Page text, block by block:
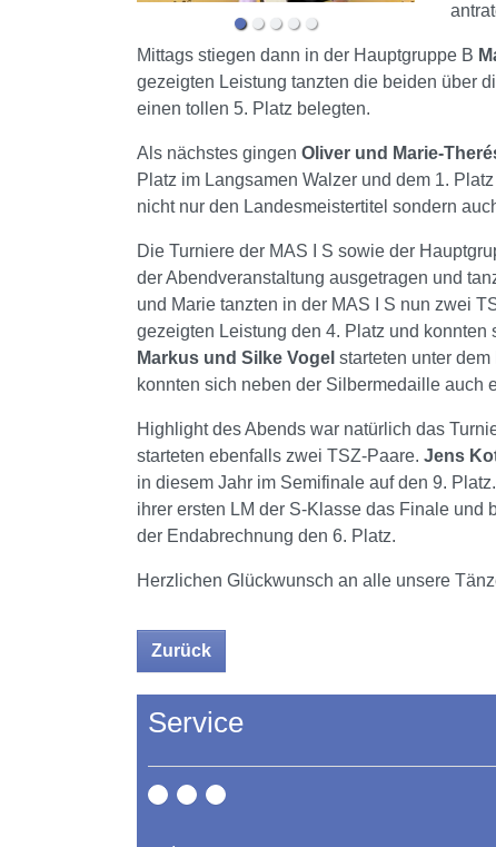
Mittags stiegen dann in der Hauptgruppe B
gezeigten Leistung tanzten die beiden über
einen tollen 5. Platz belegten.
Als nächstes gingen Oliver und Marie-
Platz im Langsamen Walzer und dem 1.
nicht nur den Landesmeistertitel sondern
Die Turniere der MAS I S sowie der
der Abendveranstaltung ausgetragen und
und Marie tanzten in der MAS I S nun zwei
gezeigten Leistung den 4. Platz und
Markus und Silke Vogel starteten unter dem
konnten sich neben der Silbermedaille auch
Highlight des Abends war natürlich das
starteten ebenfalls zwei TSZ-Paare. Jens
in diesem Jahr im Semifinale auf den 9. Platz.
ihrer ersten LM der S-Klasse das Finale und
der Endabrechnung den 6. Platz.
Herzlichen Glückwunsch an alle unsere
Zurück
Service